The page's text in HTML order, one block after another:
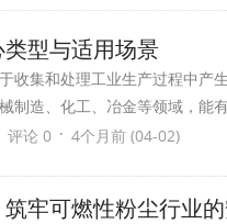
型与适用场景
收集和处理工业生产过程中产
制造、化工、冶金等领域，能
评论 0 · 4个月前 (04-02)
牢可燃性粉尘行业